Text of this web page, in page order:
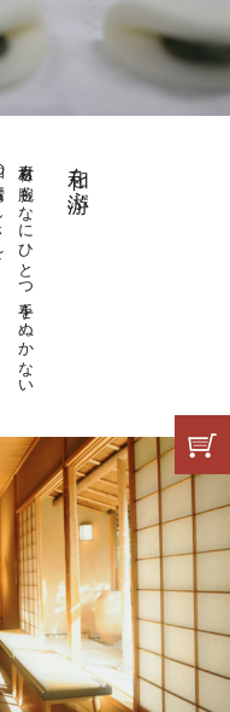
和を游ぶ
素材も腕もなにひとつ手をぬかない
を